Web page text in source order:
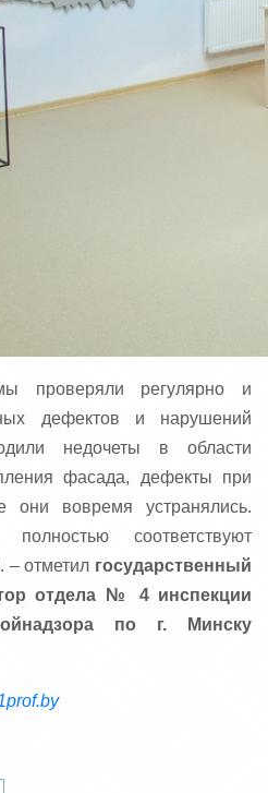
проверяли регулярно и
дефектов и нарушений
недочеты в области
фасада, дефекты при
они вовремя устранялись.
соответствуют
– отметил государственный
отдела № 4 инспекции
по г. Минску
prof.by